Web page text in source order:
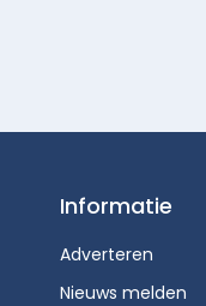
Informatie
Adverteren
Nieuws melden